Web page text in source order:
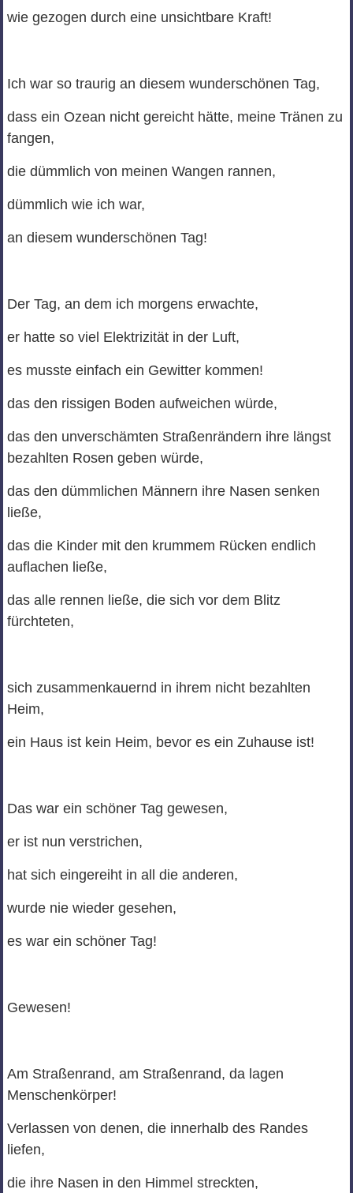
wie gezogen durch eine unsichtbare Kraft!
Ich war so traurig an diesem wunderschönen Tag,
dass ein Ozean nicht gereicht hätte, meine Tränen zu
fangen,
die dümmlich von meinen Wangen rannen,
dümmlich wie ich war,
an diesem wunderschönen Tag!
Der Tag, an dem ich morgens erwachte,
er hatte so viel Elektrizität in der Luft,
es musste einfach ein Gewitter kommen!
das den rissigen Boden aufweichen würde,
das den unverschämten Straßenrändern ihre längst
bezahlten Rosen geben würde,
das den dümmlichen Männern ihre Nasen senken
ließe,
das die Kinder mit den krummem Rücken endlich
auflachen ließe,
das alle rennen ließe, die sich vor dem Blitz
fürchteten,
sich zusammenkauernd in ihrem nicht bezahlten
Heim,
ein Haus ist kein Heim, bevor es ein Zuhause ist!
Das war ein schöner Tag gewesen,
er ist nun verstrichen,
hat sich eingereiht in all die anderen,
wurde nie wieder gesehen,
es war ein schöner Tag!
Gewesen!
Am Straßenrand, am Straßenrand, da lagen
Menschenkörper!
Verlassen von denen, die innerhalb des Randes
liefen,
die ihre Nasen in den Himmel streckten,